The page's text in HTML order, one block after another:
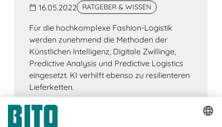
16.05.2022 RATGEBER & WISSEN
Für die hochkomplexe Fashion-Logistik
werden zunehmend die Methoden der
Künstlichen Intelligenz, Digitale Zwillinge,
Predictive Analysis und Predictive Logistics
eingesetzt. KI verhilft ebenso zu resilienteren
Lieferketten.